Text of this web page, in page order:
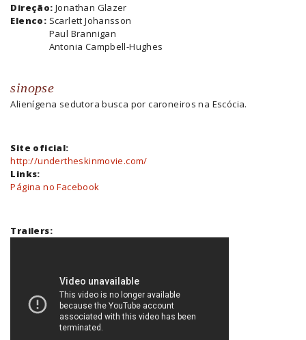
Direção: Jonathan Glazer
Elenco: Scarlett Johansson
Paul Brannigan
Antonia Campbell-Hughes
sinopse
Alienígena sedutora busca por caroneiros na Escócia.
Site oficial:
http://undertheskinmovie.com/
Links:
Página no Facebook
Trailers: